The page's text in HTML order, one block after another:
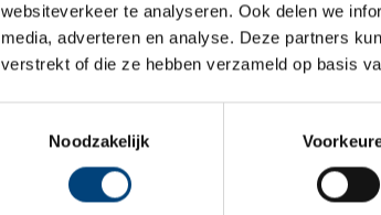
websiteverkeer te analyseren. Ook delen we
media, adverteren en analyse. Deze partners
verstrekt of die ze hebben verzameld op basis
Noodzakelijk